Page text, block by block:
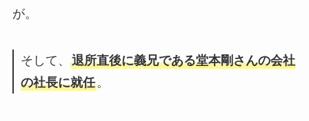
が。
そして、 退所直後に義兄である堂本剛さんの会社
の社長に就任。